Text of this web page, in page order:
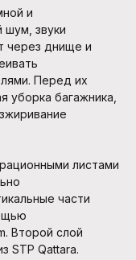
и
звуки
через днище и
Перед их
уборка багажника,
листами
части
Второй слой
STP Qattara.